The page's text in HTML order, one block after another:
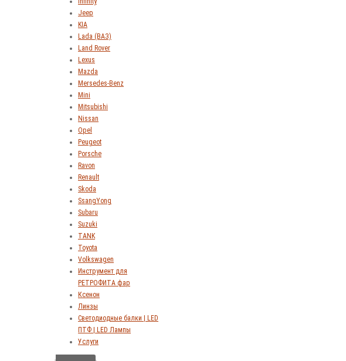
Jeep
KIA
Lada (ВАЗ)
Land Rover
Lexus
Mazda
Mersedes-Benz
Mini
Mitsubishi
Nissan
Opel
Peugeot
Porsche
Ravon
Renault
Skoda
SsangYong
Subaru
Suzuki
TANK
Toyota
Volkswagen
Инструмент для
РЕТРОФИТА фар
Ксенон
Линзы
Светодиодные балки | LED
ПТФ | LED Лампы
Услуги